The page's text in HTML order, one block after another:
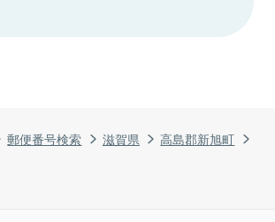
郵便番号検索 滋賀県
高島郡新旭町